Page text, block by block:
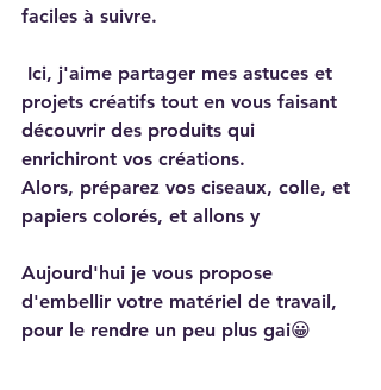
faciles à suivre.
Ici, j'aime partager mes astuces et
projets créatifs tout en vous faisant
découvrir des produits qui
enrichiront vos créations.
Alors, préparez vos ciseaux, colle, et
papiers colorés, et allons y
Aujourd'hui je vous propose
d'embellir votre matériel de travail,
pour le rendre un peu plus gai😀